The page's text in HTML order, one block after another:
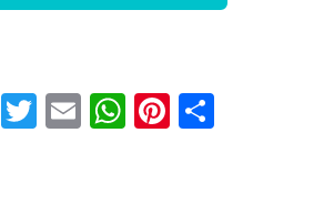
Facebook
Twitter
EmailWhatsApp
Pinterest